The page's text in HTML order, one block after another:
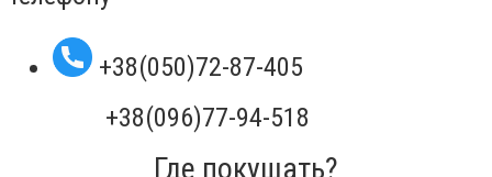
+38(050)72-87-405
+38(096)77-94-518
Где покушать?